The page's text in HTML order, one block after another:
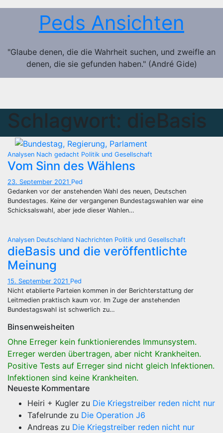
Zum
Peds Ansichten
"Glaube denen, die die Wahrheit suchen, und zweifle an
denen, die sie gefunden haben." (André Gide)
Schlagwort: dieBasis
Analysen Nach gedacht Politik und Gesellschaft
Vom Sinn des Wählens
23. September 2021 Ped
Gedanken vor der anstehenden Wahl des neuen, Deutschen
Bundestages. Keine der vergangenen Bundestagswahlen war eine
Schicksalswahl, aber jede dieser Wahlen…
Analysen Deutschland Nachrichten Politik und Gesellschaft
dieBasis und die veröffentlichte
Meinung
15. September 2021 Ped
Nicht etablierte Parteien kommen in der Berichterstattung der
Leitmedien praktisch kaum vor. Im Zuge der anstehenden
Bundestagswahl ist schwerlich zu…
Binsenweisheiten
Ohne Erreger kein funktionierendes Immunsystem.
Erreger werden übertragen, aber nicht Krankheiten.
Positive Tests auf Erreger sind nicht gleich Infektionen.
Infektionen sind keine Krankheiten.
Neueste Kommentare
Heiri + Kugler zu Die Kriegstreiber reden nicht nur
Tafelrunde zu Die Operation J6
Andreas zu Die Kriegstreiber reden nicht nur